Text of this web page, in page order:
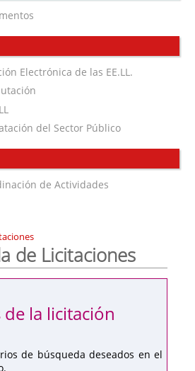
Electrónica de las EE.LL.
del Sector Público
de Actividades
de Licitaciones
de búsqueda deseados en el
de la licitación